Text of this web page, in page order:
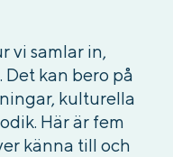
vi samlar in,
Det kan bero på
kulturella
Här är fem
känna till och